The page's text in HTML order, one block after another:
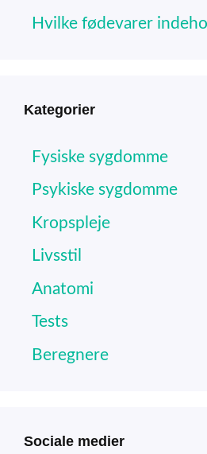
Hvilke fødevarer
Kategorier
Fysiske sygdomme
Psykiske sygdomme
Kropspleje
Livsstil
Anatomi
Tests
Beregnere
Sociale medier